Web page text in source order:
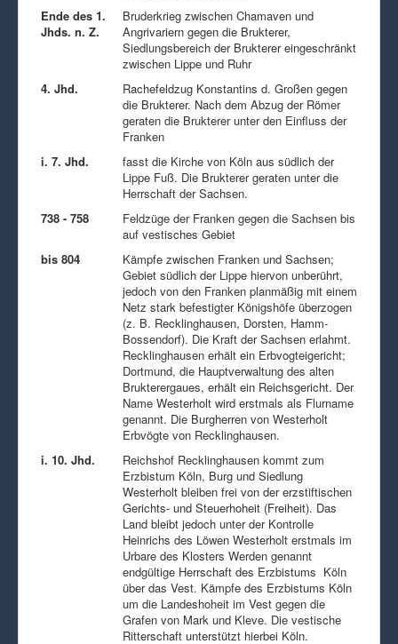
Ende des 1.
Jhds. n. Z.
Bruderkrieg zwischen Chamaven und
Angrivariern gegen die Brukterer,
Siedlungsbereich der Brukterer eingeschränkt
zwischen Lippe und Ruhr
4. Jhd.
Rachefeldzug Konstantins d. Großen gegen
die Brukterer. Nach dem Abzug der Römer
geraten die Brukterer unter den Einfluss der
Franken
i. 7. Jhd.
fasst die Kirche von Köln aus südlich der
Lippe Fuß. Die Brukterer geraten unter die
Herrschaft der Sachsen.
738 - 758
Feldzüge der Franken gegen die Sachsen bis
auf vestisches Gebiet
bis 804
Kämpfe zwischen Franken und Sachsen;
Gebiet südlich der Lippe hiervon unberührt,
jedoch von den Franken planmäßig mit einem
Netz stark befestigter Königshöfe überzogen
(z. B. Recklinghausen, Dorsten, Hamm-
Bossendorf). Die Kraft der Sachsen erlahmt.
Recklinghausen erhält ein Erbvogteigericht;
Dortmund, die Hauptverwaltung des alten
Brukterergaues, erhält ein Reichsgericht. Der
Name Westerholt wird erstmals als Flurname
genannt. Die Burgherren von Westerholt
Erbvögte von Recklinghausen.
i. 10. Jhd.
Reichshof Recklinghausen kommt zum
Erzbistum Köln, Burg und Siedlung
Westerholt bleiben frei von der erzstiftischen
Gerichts- und Steuerhoheit (Freiheit). Das
Land bleibt jedoch unter der Kontrolle
Heinrichs des Löwen Westerholt erstmals im
Urbare des Klosters Werden genannt
endgültige Herrschaft des Erzbistums Köln
über das Vest. Kämpfe des Erzbistums Köln
um die Landeshoheit im Vest gegen die
Grafen von Mark und Kleve. Die vestische
Ritterschaft unterstützt hierbei Köln.